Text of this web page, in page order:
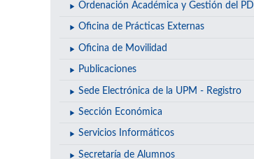
Ordenación Académica y Gestión del PDI
Oficina de Prácticas Externas
Oficina de Movilidad
Publicaciones
Sede Electrónica de la UPM - Registro
Sección Económica
Servicios Informáticos
Secretaría de Alumnos